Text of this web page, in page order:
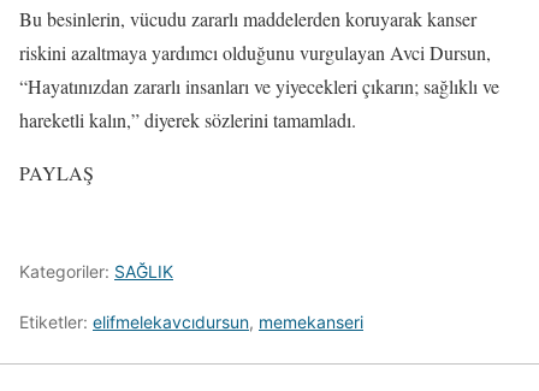
Bu besinlerin, vücudu zararlı maddelerden koruyarak kanser
riskini azaltmaya yardımcı olduğunu vurgulayan Avci Dursun,
“Hayatınızdan zararlı insanları ve yiyecekleri çıkarın; sağlıklı ve
hareketli kalın,” diyerek sözlerini tamamladı.
PAYLAŞ
Kategoriler: SAĞLIK
Etiketler: elifmelekavcıdursun, memekanseri